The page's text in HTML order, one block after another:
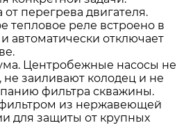
перегрева двигателя.
тепловое реле встроено в
автоматически отключает
Центробежные насосы не
заиливают колодец и не
фильтра скважины.
из нержавеющей
для защиты от крупных